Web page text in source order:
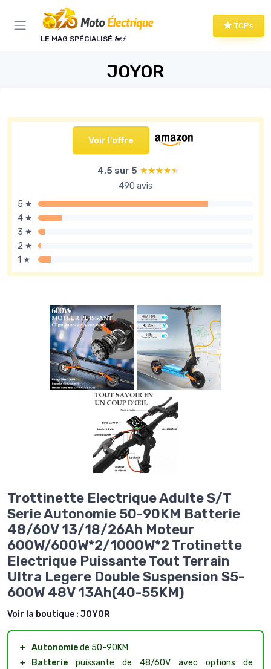
LE MAG SPÉCIALISÉ 🏍️⚡
TOPs
JOYOR
Voir l'offre
4,5 sur 5 ★★★★★
★★★★★
490 avis
5 ★
4 ★
3 ★
2 ★
1 ★
Trottinette Electrique Adulte S/T
Serie Autonomie 50-90KM Batterie
48/60V 13/18/26Ah Moteur
600W/600W*2/1000W*2 Trotinette
Electrique Puissante Tout Terrain
Ultra Legere Double Suspension S5-
600W 48V 13Ah(40-55KM)
Voir la boutique : JOYOR
＋ Autonomiede 50-90KM
＋
Batterie puissante de 48/60V avec options de
Panneau de gestion des cookies